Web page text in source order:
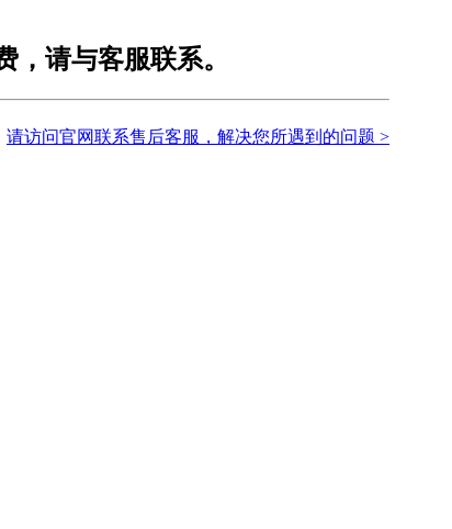
，请与客服联系。
请访问官网联系售后客服，解决您所遇到的问题 >